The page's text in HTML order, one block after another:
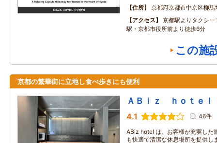
住所
京都府京都市中京区柳
アクセス
京都駅よりタクシ
駅・京都市役所前より徒歩6分
この施
京都の繁華街に立地し食べ歩きにも便利
ＡＢｉｚ ｈｏｔｅｌ
4.1 46件
ABiz hotel は、お客様が充実した
も快適で清潔な休息場所を提供し